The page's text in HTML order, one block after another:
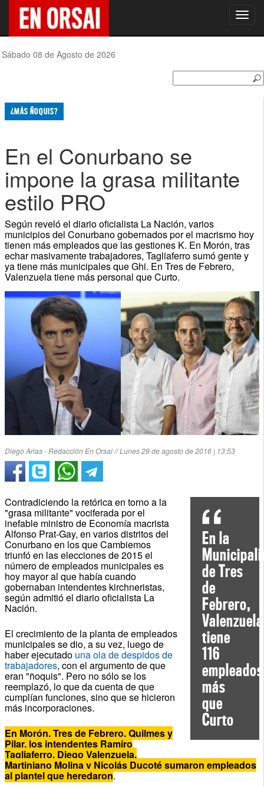
Sábado 08 de Agosto de 2026
¿MÁS ÑOQUIS?
En el Conurbano se
impone la grasa militante
estilo PRO
Según reveló el diario oficialista La Nación, varios
municipios del Conurbano gobernados por el macrismo hoy
tienen más empleados que las gestiones K. En Morón, tras
echar masivamente trabajadores, Tagliaferro sumó gente y
ya tiene más municipales que Ghi. En Tres de Febrero,
Valenzuela tiene más personal que Curto.
Diego Arias - Redacción En Orsai // Lunes 29 de agosto de 2016 | 13:53
En la
de Tres
de
Febrero,
Valenzuela
tiene
116
empleados
más
que
Curto
Contradiciendo la retórica en torno a la
"grasa militante" vociferada por el
inefable ministro de Economía macrista
Alfonso Prat-Gay, en varios distritos del
Conurbano en los que Cambiemos
triunfó en las elecciones de 2015 el
número de empleados municipales es
hoy mayor al que había cuando
gobernaban intendentes kirchneristas,
según admitió el diario oficialista La
Nación.
El crecimiento de la planta de empleados
municipales se dio, a su vez, luego de
haber ejecutadouna ola de despidos de
trabajadores, con el argumento de que
eran "ñoquis". Pero no sólo se los
reemplazó, lo que da cuenta de que
cumplían funciones, sino que se hicieron
más incorporaciones.
En Morón, Tres de Febrero, Quilmes y
Pilar, los intendentes Ramiro
Tagliaferro, Diego Valenzuela,
Martiniano Molina y Nicolás Ducoté sumaron empleados
al plantel que heredaron.